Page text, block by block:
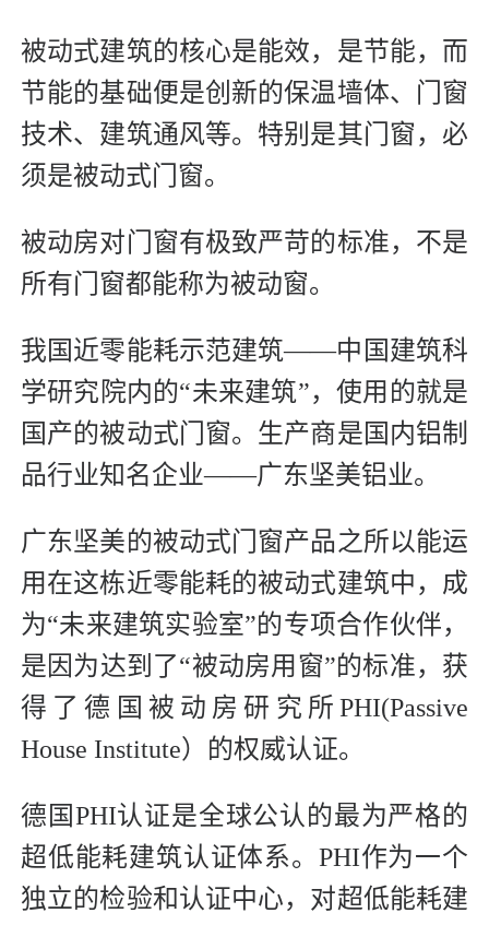
被动式建筑的核心是能效，是节能，而
节能的基础便是创新的保温墙体、门窗
技术、建筑通风等。特别是其门窗，必
须是被动式门窗。
被动房对门窗有极致严苛的标准，不是
所有门窗都能称为被动窗。
我国近零能耗示范建筑——中国建筑科
学研究院内的“未来建筑”，使用的就是
国产的被动式门窗。生产商是国内铝制
品行业知名企业——广东坚美铝业。
广东坚美的被动式门窗产品之所以能运
用在这栋近零能耗的被动式建筑中，成
为“未来建筑实验室”的专项合作伙伴，
是因为达到了“被动房用窗”的标准，获
得了德国被动房研究所PHI(Passive
House Institute）的权威认证。
德国PHI认证是全球公认的最为严格的
超低能耗建筑认证体系。PHI作为一个
独立的检验和认证中心，对超低能耗建